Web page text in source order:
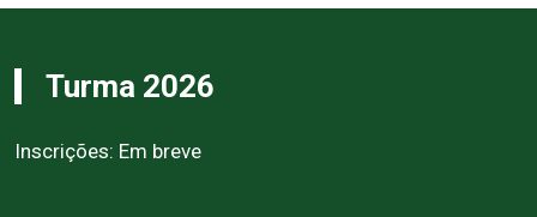
Turma 2026
Inscrições: Em breve